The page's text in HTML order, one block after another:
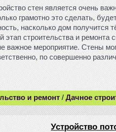
стен является очень
грамотно это сделать,
насколько дом получится
этап строительства и ремонта
важное мероприятие. Стены
по совершенно
и ремонт /Дачное
Устройство